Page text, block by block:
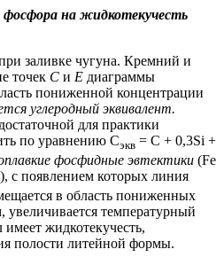
на жидкотекучесть
заливке чугуна. Кремний и
точек С и Е диаграммы
пониженной концентрации
углеродный эквивалент.
для практики
по уравнению Сэкв = С + 0,3Si +
фосфидные эвтектики (Fe
с появлением которых линия
в область пониженных
увеличивается температурный
жидкотекучесть,
полости литейной формы.